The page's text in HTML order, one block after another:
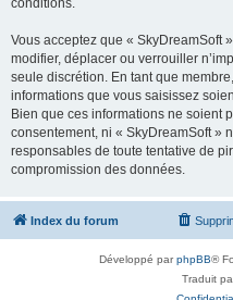
conditions.
Vous acceptez que « SkyDreamSoft
modifier, déplacer ou verrouiller
seule discrétion. En tant que
informations que vous saisissez
Bien que ces informations ne soient
consentement, ni « SkyDreamSoft »
responsables de toute tentative de
compromission des données.
Index du forum
Développé parphpBB®
Traduit